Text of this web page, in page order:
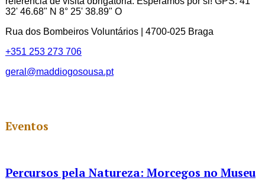
32' 46.68" N 8° 25' 38.89" O
Rua dos Bombeiros Voluntários | 4700-025 Braga
+351 253 273 706
geral@maddiogosousa.pt
Eventos
Percursos pela Natureza: Morcegos no Museu